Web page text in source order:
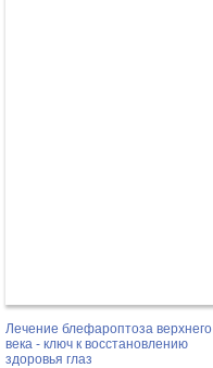
Лечение блефароптоза верхнего
века - ключ к восстановлению
здоровья глаз